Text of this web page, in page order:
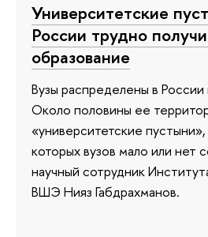
Университетские
России трудно
образование
Вузы распределены в
Около половины ее
«университетские
которых вузов мало или нет
научный сотрудник
ВШЭ Нияз Габдрахманов.